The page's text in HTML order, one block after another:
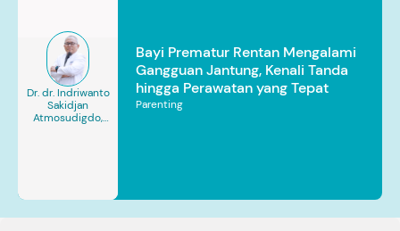
Dr. dr. Indriwanto
Sakidjan
Atmosudigdo,
Bayi Prematur Rentan Mengalami
Gangguan Jantung, Kenali Tanda
hingga Perawatan yang Tepat
Parenting